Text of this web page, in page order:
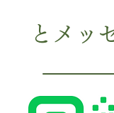
とメッ